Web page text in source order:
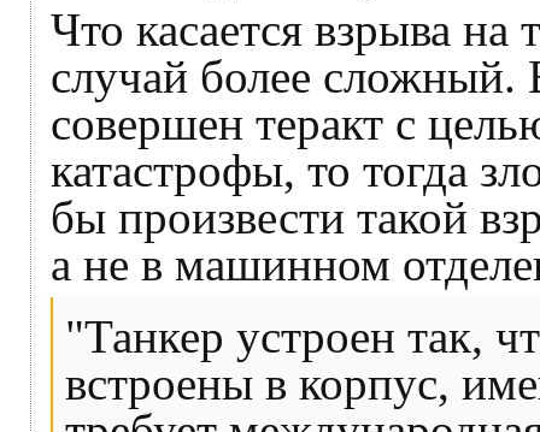
Что касается взрыва на
случай более сложный.
совершен теракт с
катастрофы, то тогда
бы произвести такой
а не в машинном
"Танкер устроен так,
встроены в корпус,